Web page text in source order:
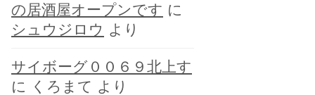
の居酒屋オープンです に
シュウジロウ より
サイボーグ００６９北上す
に
くろまて より